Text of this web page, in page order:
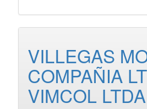
VILLEGAS
COMPAÑIA
VIMCOL LTDA